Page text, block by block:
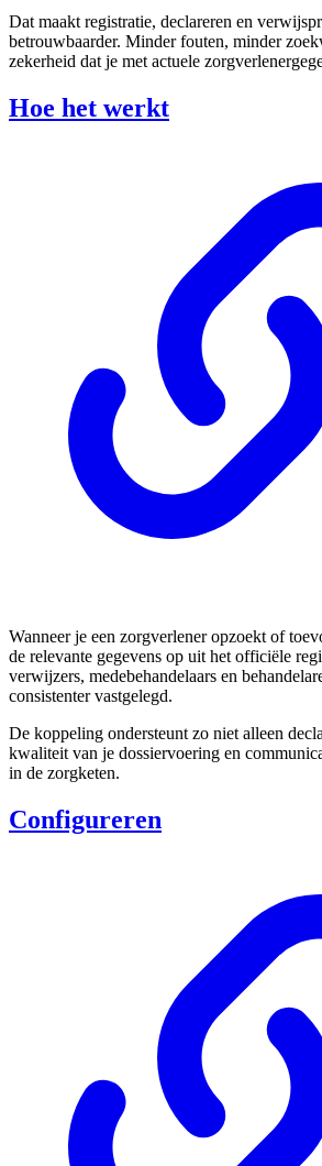
Dat maakt registratie, declareren en
betrouwbaarder. Minder fouten, minder
zekerheid dat je met actuele
Hoe het werkt
Wanneer je een zorgverlener opzoekt of
de relevante gegevens op uit het officiële
verwijzers, medebehandelaars en
consistenter vastgelegd.
De koppeling ondersteunt zo niet alleen
kwaliteit van je dossiervoering en
in de zorgketen.
Configureren